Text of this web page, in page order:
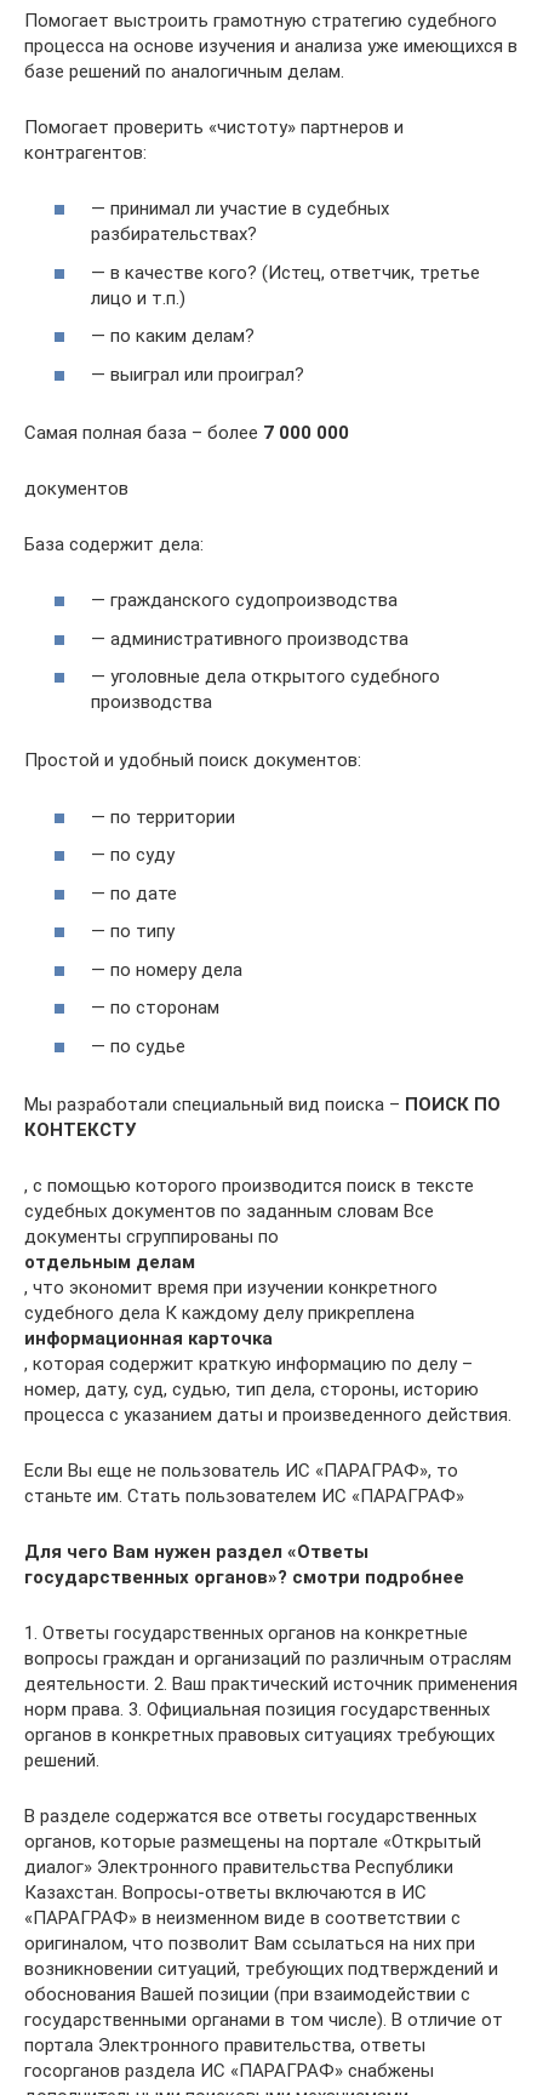
Помогает выстроить грамотную стратегию судебного
процесса на основе изучения и анализа уже имеющихся в
базе решений по аналогичным делам.
Помогает проверить «чистоту» партнеров и
контрагентов:
— принимал ли участие в судебных
разбирательствах?
— в качестве кого? (Истец, ответчик, третье
лицо и т.п.)
— по каким делам?
— выиграл или проиграл?
Самая полная база – более 7 000 000
документов
База содержит дела:
— гражданского судопроизводства
— административного производства
— уголовные дела открытого судебного
производства
Простой и удобный поиск документов:
— по территории
— по суду
— по дате
— по типу
— по номеру дела
— по сторонам
— по судье
Мы разработали специальный вид поиска – ПОИСК ПО
КОНТЕКСТУ
, с помощью которого производится поиск в тексте
судебных документов по заданным словам Все
документы сгруппированы по
отдельным делам
, что экономит время при изучении конкретного
судебного дела К каждому делу прикреплена
информационная карточка
, которая содержит краткую информацию по делу –
номер, дату, суд, судью, тип дела, стороны, историю
процесса с указанием даты и произведенного действия.
Если Вы еще не пользователь ИС «ПАРАГРАФ», то
станьте им. Стать пользователем ИС «ПАРАГРАФ»
Для чего Вам нужен раздел «Ответы
государственных органов»? смотри подробнее
1. Ответы государственных органов на конкретные
вопросы граждан и организаций по различным отраслям
деятельности. 2. Ваш практический источник применения
норм права. 3. Официальная позиция государственных
органов в конкретных правовых ситуациях требующих
решений.
В разделе содержатся все ответы государственных
органов, которые размещены на портале «Открытый
диалог» Электронного правительства Республики
Казахстан. Вопросы-ответы включаются в ИС
«ПАРАГРАФ» в неизменном виде в соответствии с
оригиналом, что позволит Вам ссылаться на них при
возникновении ситуаций, требующих подтверждений и
обоснования Вашей позиции (при взаимодействии с
государственными органами в том числе). В отличие от
портала Электронного правительства, ответы
госорганов раздела ИС «ПАРАГРАФ» снабжены